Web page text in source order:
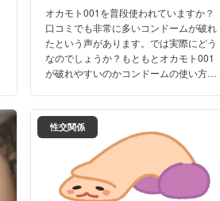
オカモト001を普段使われていますか？
口コミでも非常に多いコンドームが破れ
たという声があります。では実際にどう
なのでしょうか？もともとオカモト001
が破れやすいのかコンドームの使い方が
性交関係